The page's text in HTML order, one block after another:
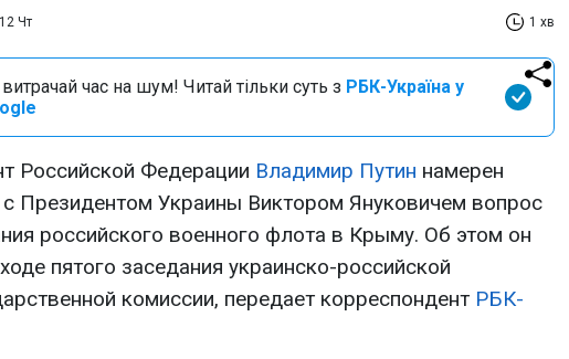
Чт 1 хв
час на шум! Читай тільки суть з РБК-Україна у
Российской Федерации Владимир Путин намерен
с Президентом Украины Виктором Януковичем вопрос
российского военного флота в Крыму. Об этом он
пятого заседания украинско-российской
комиссии, передает корреспондент РБК-